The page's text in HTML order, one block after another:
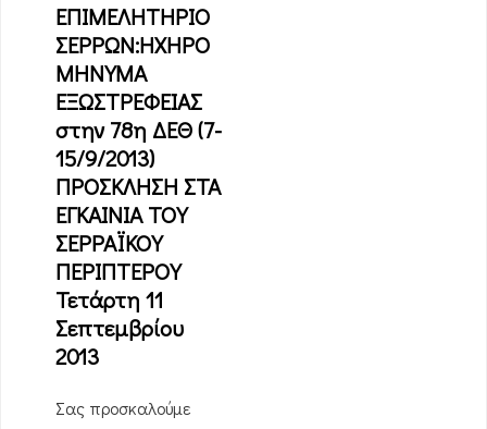
ΕΠΙΜΕΛΗΤΗΡΙΟ
ΣΕΡΡΩΝ:ΗΧΗΡΟ
ΜΗΝΥΜΑ
ΕΞΩΣΤΡΕΦΕΙΑΣ
στην 78η ΔΕΘ (7-
15/9/2013)
ΠΡΟΣΚΛΗΣΗ ΣΤΑ
ΕΓΚΑΙΝΙΑ ΤΟΥ
ΣΕΡΡΑΪΚΟΥ
ΠΕΡΙΠΤΕΡΟΥ
Τετάρτη 11
Σεπτεμβρίου
2013
Σας προσκαλούμε